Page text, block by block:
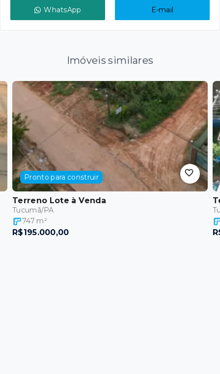
WhatsApp E-mail
Imóveis similares
Pronto para construir
Terreno Lote à Venda
Tucumã/PA
747 m²
R$195.000,00